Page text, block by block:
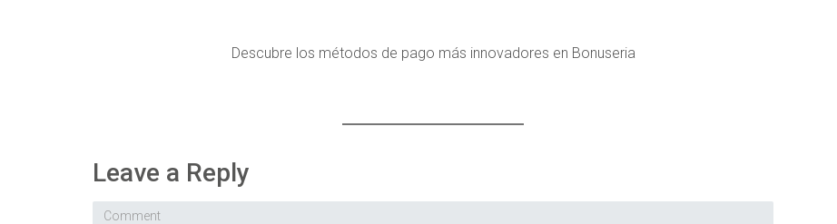
Descubre los métodos de pago más innovadores en Bonuseria
Leave a Reply